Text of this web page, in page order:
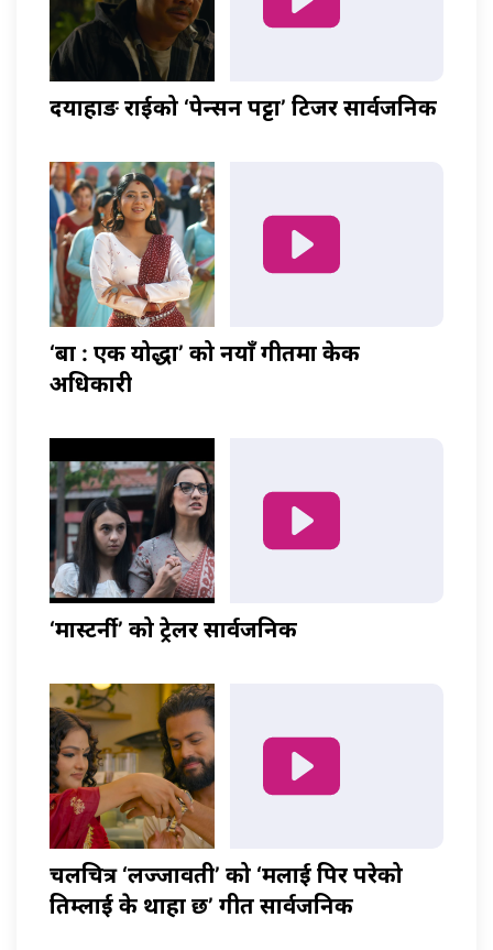
दयाहाङ राईको ‘पेन्सन पट्टा’ टिजर सार्वजनिक
‘बा : एक योद्धा’ को नयाँ गीतमा केकी
अधिकारी
‘मास्टर्नी’ को ट्रेलर सार्वजनिक
चलचित्र ‘लज्जावती’ को ‘मलाई पिर परेको
तिम्लाई के थाहा छ’ गीत सार्वजनिक